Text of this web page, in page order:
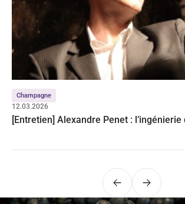
Champagne
12.03.2026
[Entretien] Alexandre Penet :
PrécédentSuivant